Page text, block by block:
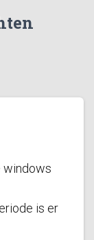
windows
is er